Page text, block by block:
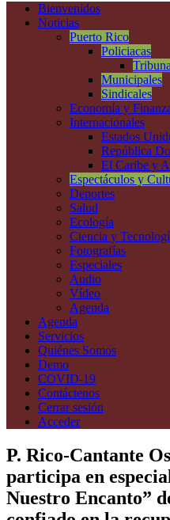
Bienvenidos
Noticias
Puerto Rico
Policiacas
Municipales
Sindicales
Economía y
Internacionales
Estados
República
El Caribe y
Espectáculos y
Deportes
Salud
Ecología
Ciencia y
Fotografías
Especiales
Audio
Vídeo
Agenda
Agenda
Servicios
Quiénes Somos
Demo
COVID-19
Contáctenos
Cerrar sesión
Acceder
P. Rico-Cantante
participa en
Nuestro Encanto”